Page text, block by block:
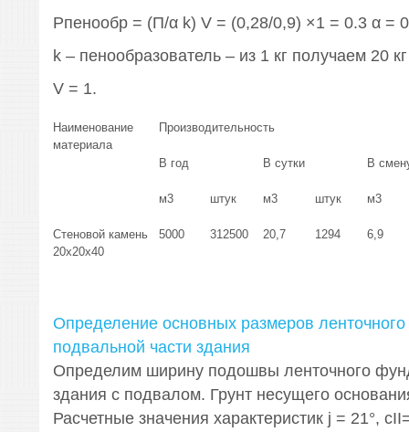
Рпенообр = (П/α k) V = (0,28/0,9) ×1 = 0.3 α =
k – пенообразователь – из 1 кг получаем 20 кг
V = 1.
Наименование
материала
Производительность
В год В сутки В
м3 штук м3 штук м3
Стеновой камень
20х20х40
5000 312500 20,7 1294 6,9
Определение основных размеров
подвальной части здания
Определим ширину подошвы ленточного
здания с подвалом. Грунт несущего
Расчетные значения характеристик j = 21°,